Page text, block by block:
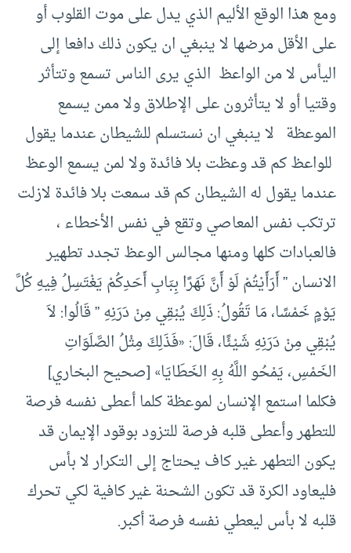
ومع هذا الوقع الأليم الذي يدل على موت القلوب أو
على الأقل مرضها لا ينبغي ان يكون ذلك دافعا إلى
اليأس لا من الواعظ الذي يرى الناس تسمع وتتأثر
وقتيا أو لا يتأثرون على الإطلاق ولا ممن يسمع
الموعظة لا ينبغي ان نستسلم للشيطان عندما يقول
للواعظ كم قد وعظت بلا فائدة ولا لمن يسمع الوعظ
عندما يقول له الشيطان كم قد سمعت بلا فائدة لازلت
ترتكب نفس المعاصي وتقع في نفس الأخطاء ،
فالعبادات كلها ومنها مجالس الوعظ تجدد تطهير
الانسان ” أَرَأَيْتُمْ لَوْ أَنَّ نَهَرًا بِبَابِ أَحَدِكُمْ يَغْتَسِلُ فِيهِ كُلَّ
يَوْمٍ خَمْسًا، مَا تَقُولُ: ذَلِكَ يُبْقِي مِنْ دَرَنِهِ ” قَالُوا: لاَ
يُبْقِي مِنْ دَرَنِهِ شَيْئًا، قَالَ: «فَذَلِكَ مِثْلُ الصَّلَوَاتِ
الخَمْسِ، يَمْحُو اللَّهُ بِهِ الخَطَايَا» [صحيح البخاري]
فكلما استمع الإنسان لموعظة كلما أعطى نفسه فرصة
للتطهر وأعطى قلبه فرصة للتزود بوقود الإيمان قد
يكون التطهر غير كاف يحتاج إلى التكرار لا بأس
فليعاود الكرة قد تكون الشحنة غير كافية لكي تحرك
قلبه لا بأس ليعطي نفسه فرصة أكبر.